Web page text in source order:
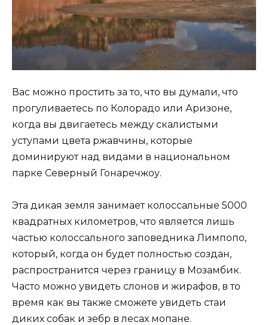
Вас можно простить за то, что вы думали, что
прогуливаетесь по Колорадо или Аризоне,
когда вы двигаетесь между скалистыми
уступами цвета ржавчины, которые
доминируют над видами в национальном
парке Северный Гонаречжоу.
Эта дикая земля занимает колоссальные 5000
квадратных километров, что является лишь
частью колоссального заповедника Лимпопо,
который, когда он будет полностью создан,
распространится через границу в Мозамбик.
Часто можно увидеть слонов и жирафов, в то
время как вы также сможете увидеть стаи
диких собак и зебр в лесах мопане.